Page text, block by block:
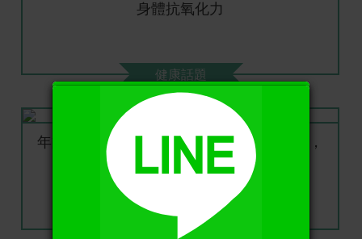
身體抗氧化力
健康話題
年齡大了要適當忌口：50歲之後，4種食物，
能不吃就不吃
健康飲食